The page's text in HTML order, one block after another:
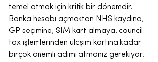
temel atmak için kritik bir dönemdir.
Banka hesabı açmaktan NHS kaydına,
GP seçimine, SIM kart almaya, council
tax işlemlerinden ulaşım kartına kadar
birçok önemli adımı atmanız gerekiyor.